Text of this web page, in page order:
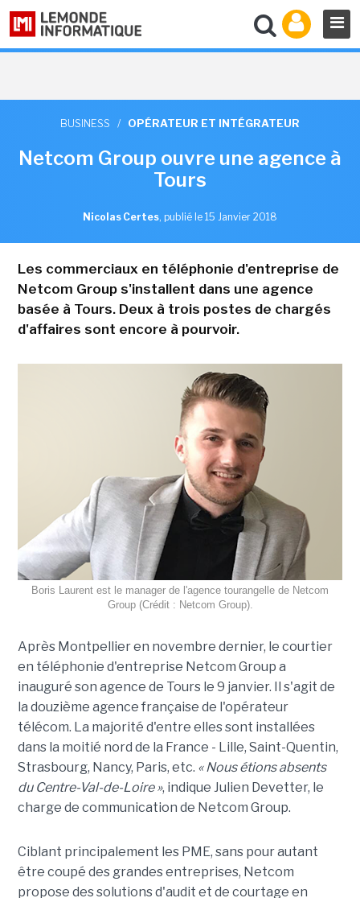
BUSINESS / OPÉRATEUR ET INTÉGRATEUR
Netcom Group ouvre une agence à
Tours
Nicolas Certes, publié le 15 Janvier 2018
Les commerciaux en téléphonie d'entreprise de
Netcom Group s'installent dans une agence
basée à Tours. Deux à trois postes de chargés
d'affaires sont encore à pourvoir.
Boris Laurent est le manager de l'agence tourangelle de Netcom
Group (Crédit : Netcom Group).
Après Montpellier en novembre dernier, le courtier
en téléphonie d'entreprise Netcom Group a
inauguré son agence de Tours le 9 janvier. Il s'agit de
la douzième agence française de l'opérateur
télécom. La majorité d'entre elles sont installées
dans la moitié nord de la France - Lille, Saint-Quentin,
Strasbourg, Nancy, Paris, etc. « Nous étions absents
du Centre-Val-de-Loire », indique Julien Devetter, le
charge de communication de Netcom Group.
Ciblant principalement les PME, sans pour autant
être coupé des grandes entreprises, Netcom
propose des solutions d'audit et de courtage en